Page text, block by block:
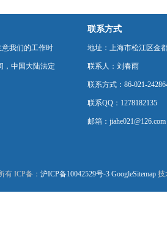
我们的工作时
，中国大陆法定
联系方式
地址：上海市松江区金
联系人：刘春雨
联系方式：86-021-
联系QQ：1278182135
邮箱：jiahe021@126.com
有 ICP备： 沪ICP备10042529号-3 GoogleSitemap 技